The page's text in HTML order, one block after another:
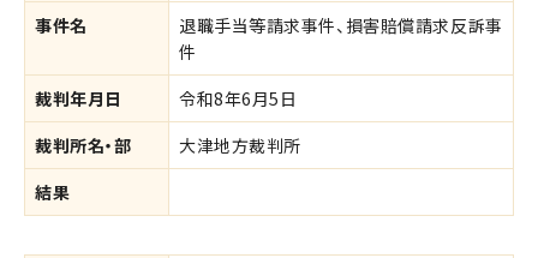
事件名
退職手当等請求事件、損害賠償請求反訴事
件
裁判年月日
令和8年6月5日
裁判所名・部
大津地方裁判所
結果